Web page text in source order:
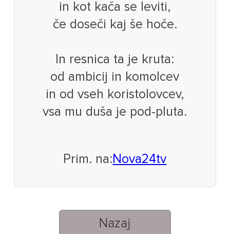
in kot kača se leviti,
če doseči kaj še hoče.
In resnica ta je kruta:
od ambicij in komolcev
in od vseh koristolovcev,
vsa mu duša je pod-pluta.
Prim. na: Nova24tv
Nazaj